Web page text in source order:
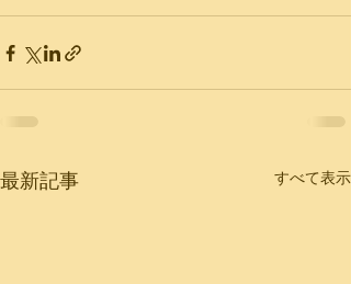
最新記事 すべて表示